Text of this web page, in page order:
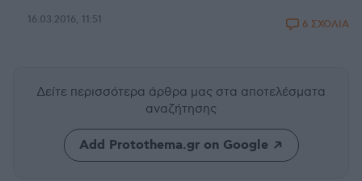
16.03.2016, 11:51 6 ΣΧΟΛΙΑ
Δείτε περισσότερα άρθρα μας στα αποτελέσματα
αναζήτησης
Add Protothema.gr on Google